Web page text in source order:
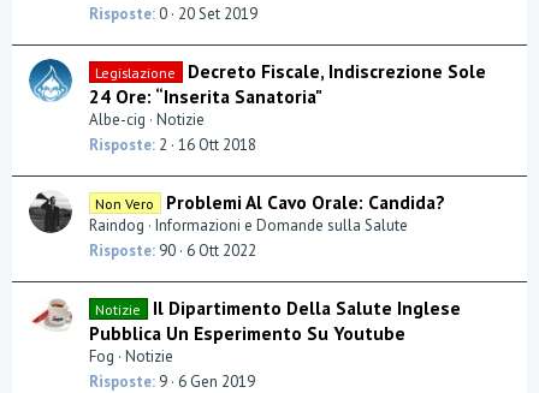
Risposte 0 20 Set 2019
Legislazione
Decreto Fiscale, Indiscrezione Sole
24 Ore: “Inserita Sanatoria"
Albe-cig Notizie
Risposte 2 16 Ott 2018
Non Vero Problemi Al Cavo Orale: Candida?
Raindog Informazioni e Domande sulla Salute
Risposte 90 6 Ott 2022
Notizie
Il Dipartimento Della Salute Inglese
Pubblica Un Esperimento Su Youtube
Fog Notizie
Risposte 9 6 Gen 2019